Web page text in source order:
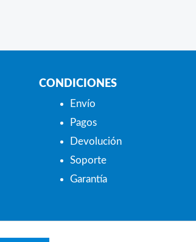
CONDICIONES
Envío
Pagos
Devolución
Soporte
Garantía